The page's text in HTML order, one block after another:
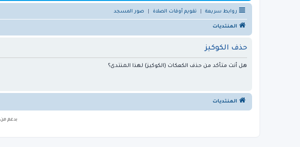
روابط سريعة تقويم أوقات الصلاة صور المسجد
المنتديات
حذف الكوكيز
هل أنت متأكد من حذف الكعكات (الكوكيز) لهذا المنتدى؟
المنتديات
بدعم من